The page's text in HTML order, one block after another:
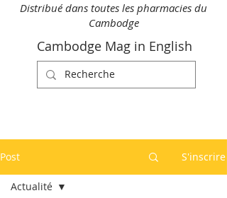
Distribué dans toutes les pharmacies du
Cambodge
Cambodge Mag in English
Post S'inscrire
Actualité